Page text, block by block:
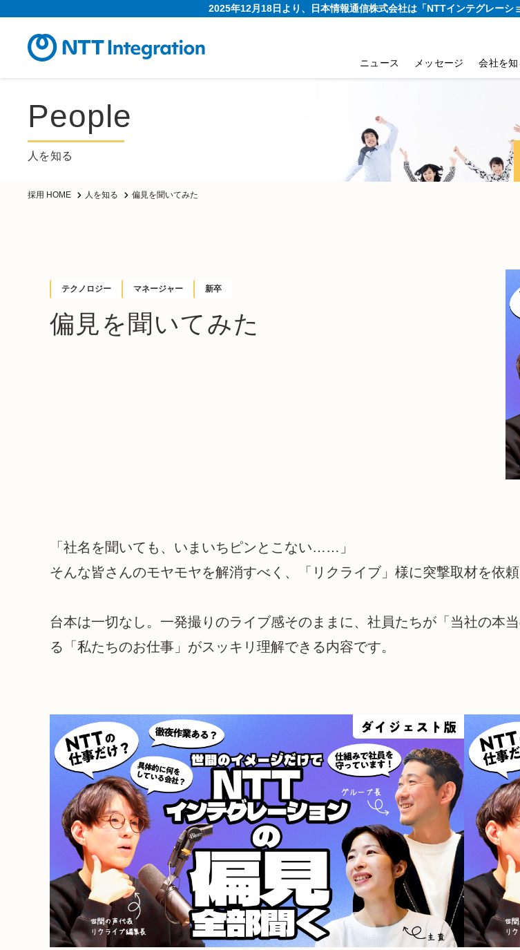
2025年12月18日より、日本情報通信株式会社は「NTTインテグレーシ
ニュース メッセージ 会社を知
People
人を知る
採用 HOME 人を知る 偏見を聞いてみた
テクノロジー マネージャー 新卒
偏見を聞いてみた
「社名を聞いても、いまいちピンとこない……」
そんな皆さんのモヤモヤを解消すべく、「リクライブ」様に突撃取材を依頼
台本は一切なし。一発撮りのライブ感そのままに、社員たちが「当社の本
る「私たちのお仕事」がスッキリ理解できる内容です。